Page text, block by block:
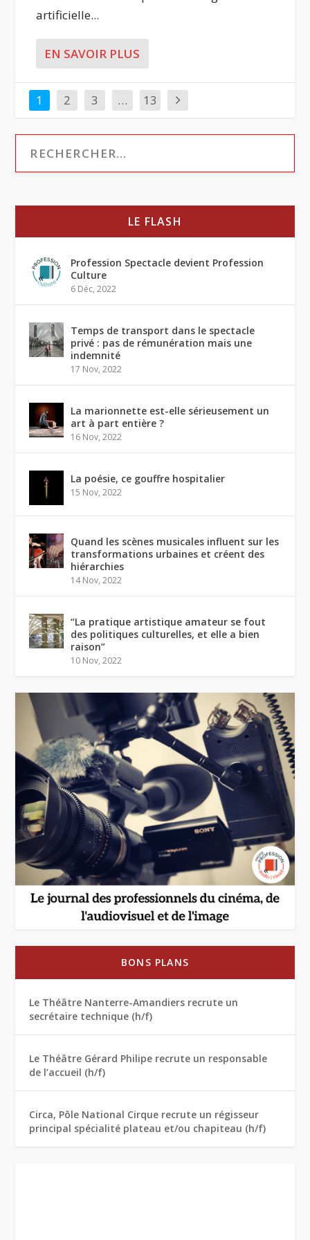
artificielle...
EN SAVOIR PLUS
1 2 3 … 13
LE FLASH
Profession Spectacle devient Profession
Culture
6 Déc, 2022
Temps de transport dans le spectacle
privé : pas de rémunération mais une
indemnité
17 Nov, 2022
La marionnette est-elle sérieusement un
art à part entière ?
16 Nov, 2022
La poésie, ce gouffre hospitalier
15 Nov, 2022
Quand les scènes musicales influent sur les
transformations urbaines et créent des
hiérarchies
14 Nov, 2022
“La pratique artistique amateur se fout
des politiques culturelles, et elle a bien
raison”
10 Nov, 2022
BONS PLANS
Le Théâtre Nanterre-Amandiers recrute un
secrétaire technique (h/f)
Le Théâtre Gérard Philipe recrute un responsable
de l’accueil (h/f)
Circa, Pôle National Cirque recrute un régisseur
principal spécialité plateau et/ou chapiteau (h/f)